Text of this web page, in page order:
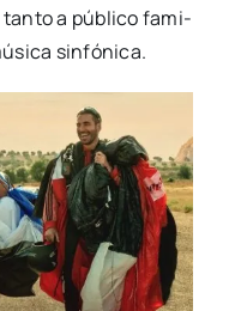
tan­to a públi­co fami­
sin­fó­ni­ca.